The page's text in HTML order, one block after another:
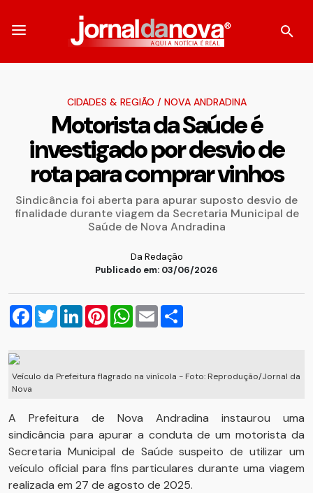
CIDADES & REGIÃO / NOVA ANDRADINA
Motorista da Saúde é
investigado por desvio de
rota para comprar vinhos
Sindicância foi aberta para apurar suposto desvio de
finalidade durante viagem da Secretaria Municipal de
Saúde de Nova Andradina
Da Redação
Publicado em: 03/06/2026
Facebook
TwitterLinkedInPinterestWhatsApp
Email
Veículo da Prefeitura flagrado na vinícola - Foto: Reprodução/Jornal da
Nova
A Prefeitura de Nova Andradina instaurou uma
sindicância para apurar a conduta de um motorista da
Secretaria Municipal de Saúde suspeito de utilizar um
veículo oficial para fins particulares durante uma viagem
realizada em 27 de agosto de 2025.